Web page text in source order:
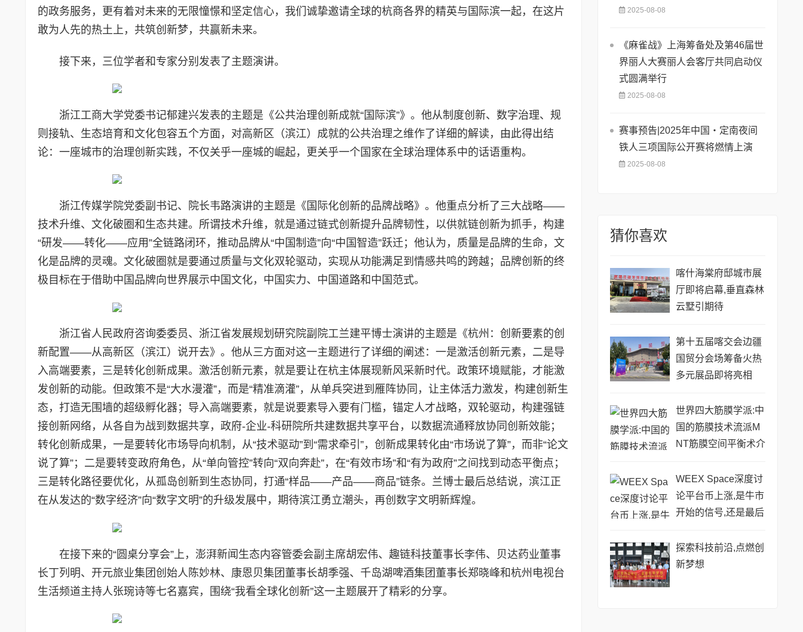
的政务服务，更有着对未来的无限憧憬和坚定信心，我们诚挚邀请全球的杭商各界的精英与国际滨一起，在这片
敢为人先的热土上，共筑创新梦，共赢新未来。
接下来，三位学者和专家分别发表了主题演讲。
浙江工商大学党委书记郁建兴发表的主题是《公共治理创新成就“国际滨”》。他从制度创新、数字治理、规
则接轨、生态培育和文化包容五个方面，对高新区（滨江）成就的公共治理之维作了详细的解读，由此得出结
论：一座城市的治理创新实践，不仅关乎一座城的崛起，更关乎一个国家在全球治理体系中的话语重构。
浙江传媒学院党委副书记、院长韦路演讲的主题是《国际化创新的品牌战略》。他重点分析了三大战略——
技术升维、文化破圈和生态共建。所谓技术升维，就是通过链式创新提升品牌韧性，以供就链创新为抓手，构建
“研发——转化——应用”全链路闭环，推动品牌从“中国制造”向“中国智造”跃迁；他认为，质量是品牌的生命，文
化是品牌的灵魂。文化破圈就是要通过质量与文化双轮驱动，实现从功能满足到情感共鸣的跨越；品牌创新的终
极目标在于借助中国品牌向世界展示中国文化，中国实力、中国道路和中国范式。
浙江省人民政府咨询委委员、浙江省发展规划研究院副院工兰建平博士演讲的主题是《杭州：创新要素的创
新配置——从高新区（滨江）说开去》。他从三方面对这一主题进行了详细的阐述：一是激活创新元素，二是导
入高端要素，三是转化创新成果。激活创新元素，就是要让在杭主体展现新风采新时代。政策环境赋能，才能激
发创新的动能。但政策不是“大水漫灌”，而是“精准滴灌”，从单兵突进到雁阵协同，让主体活力激发，构建创新生
态，打造无围墙的超级孵化器；导入高端要素，就是说要素导入要有门槛，锚定人才战略，双轮驱动，构建强链
接创新网络，从各自为战到数据共享，政府-企业-科研院所共建数据共享平台，以数据流通释放协同创新效能；
转化创新成果，一是要转化市场导向机制，从“技术驱动”到“需求牵引”，创新成果转化由“市场说了算”，而非“论文
说了算”；二是要转变政府角色，从“单向管控”转向“双向奔赴”，在“有效市场”和“有为政府”之间找到动态平衡点；
三是转化路径要优化，从孤岛创新到生态协同，打通“样品——产品——商品”链条。兰博士最后总结说，滨江正
在从发达的“数字经济”向“数字文明”的升级发展中，期待滨江勇立潮头，再创数字文明新辉煌。
在接下来的“圆桌分享会”上，澎湃新闻生态内容管委会副主席胡宏伟、趣链科技董事长李伟、贝达药业董事
长丁列明、开元旅业集团创始人陈妙林、康恩贝集团董事长胡季强、千岛湖啤酒集团董事长郑晓峰和杭州电视台
生活频道主持人张琬诗等七名嘉宾，围绕“我看全球化创新”这一主题展开了精彩的分享。
2025-08-08
《麻雀战》上海筹备处及第46届世
界丽人大赛丽人会客厅共同启动仪
式圆满举行
2025-08-08
赛事预告|2025年中国・定南夜间
铁人三项国际公开赛将燃情上演
2025-08-08
猜你喜欢
喀什海棠府邸城市展
厅即将启幕,垂直森林
云墅引期待
第十五届喀交会边疆
国贸分会场筹备火热
多元展品即将亮相
世界四大筋膜学派:中
国的筋膜技术流派M
NT筋膜空间平衡术介
WEEX Space深度讨
论平台币上涨,是牛市
开始的信号,还是最后
探索科技前沿,点燃创
新梦想